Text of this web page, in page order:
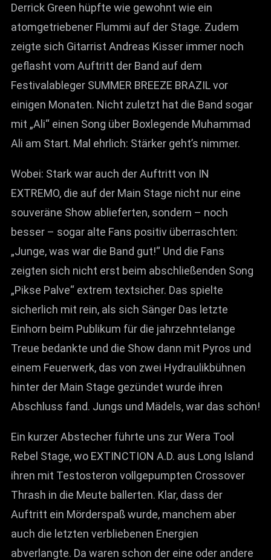
Derrick Green hüpfte wie gewohnt wie ein
atomgetriebener Flummi auf der Stage. Zudem
zeigte sich Gitarrist Andreas Kisser immer noch
geflasht vom Auftritt der Band auf dem
Festivalableger SUMMER BREEZE BRAZIL vor
einigen Monaten. Nicht zuletzt hat die Band sogar
mit „Ali“ einen Song über Boxlegende Muhammad
Ali am Start. Mal ehrlich: Stärker geht’s nimmer.
Wobei: Stark war auch der Auftritt von IN
EXTREMO, die auf der Main Stage nicht nur eine
souveräne Show ablieferten, sondern – noch
besser – sogar alte Fans positiv überraschten:
„Junge, was war die Band gut!“ Und die Fans
zeigten sich nicht erst beim abschließenden Song
„Pikse Palve“ extrem textsicher. Das spielte
sicherlich mit rein, als sich Sänger Das letzte
Einhorn beim Publikum für die jahrzehntelange
Treue bedankte und die Show dann mit Pyros und
einem Feuerwerk, das von zwei Hydraulikbühnen
hinter der Main Stage gezündet wurde ihren
Abschluss fand. Jungs und Mädels, war das schön!
Ein kurzer Abstecher führte uns zur Wera Tool
Rebel Stage, wo EXTINCTION A.D. aus Long Island
ihren mit Testosteron vollgepumpten Crossover
Thrash in die Meute ballerten. Klar, dass der
Auftritt ein Mörderspaß wurde, manchem aber
auch die letzten verbliebenen Energien
abverlangte. Da waren schon der eine oder andere